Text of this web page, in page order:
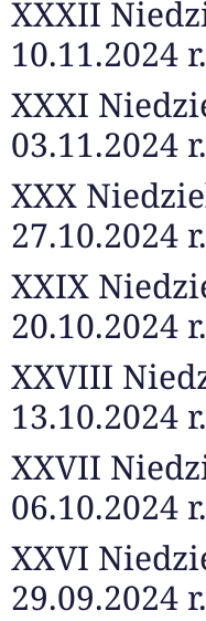
XXXII
10.11.2024 r.
XXXI
03.11.2024 r.
XXX
27.10.2024 r.
XXIX
20.10.2024 r.
XXVIII
13.10.2024 r.
XXVII
06.10.2024 r.
XXVI
29.09.2024 r.